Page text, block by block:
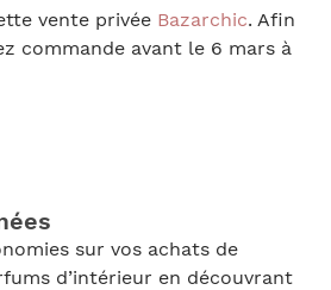
vente privée Bazarchic. Afin
commande avant le 6 mars à
sur vos achats de
d’intérieur en découvrant